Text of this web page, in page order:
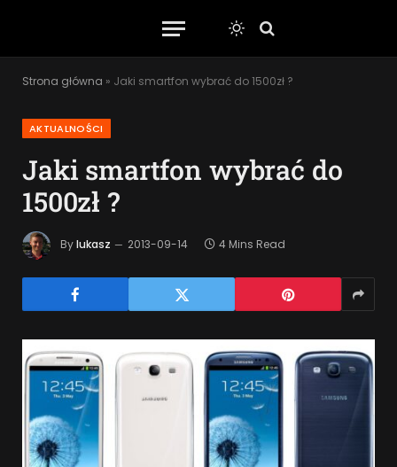
Strona główna » Jaki smartfon wybrać do 1500zł ?
AKTUALNOŚCI
Jaki smartfon wybrać do
1500zł ?
Bylukasz 2013-09-14 4 Mins Read